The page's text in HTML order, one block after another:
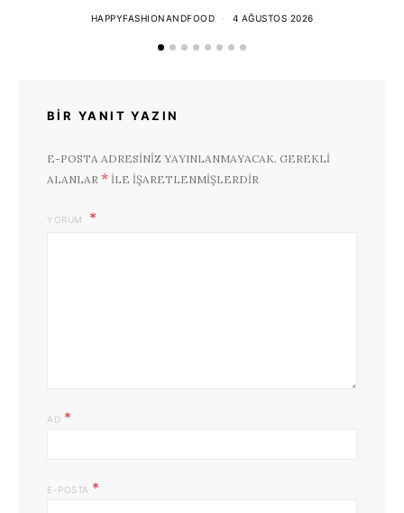
HAPPYFASHIONANDFOOD 4 AĞUSTOS 2026
BIR YANIT YAZIN
E-POSTA ADRESINIZ YAYINLANMAYACAK. GEREKLI
ALANLAR * ILE IŞARETLENMIŞLERDIR
YORUM
AD *
E-POSTA *